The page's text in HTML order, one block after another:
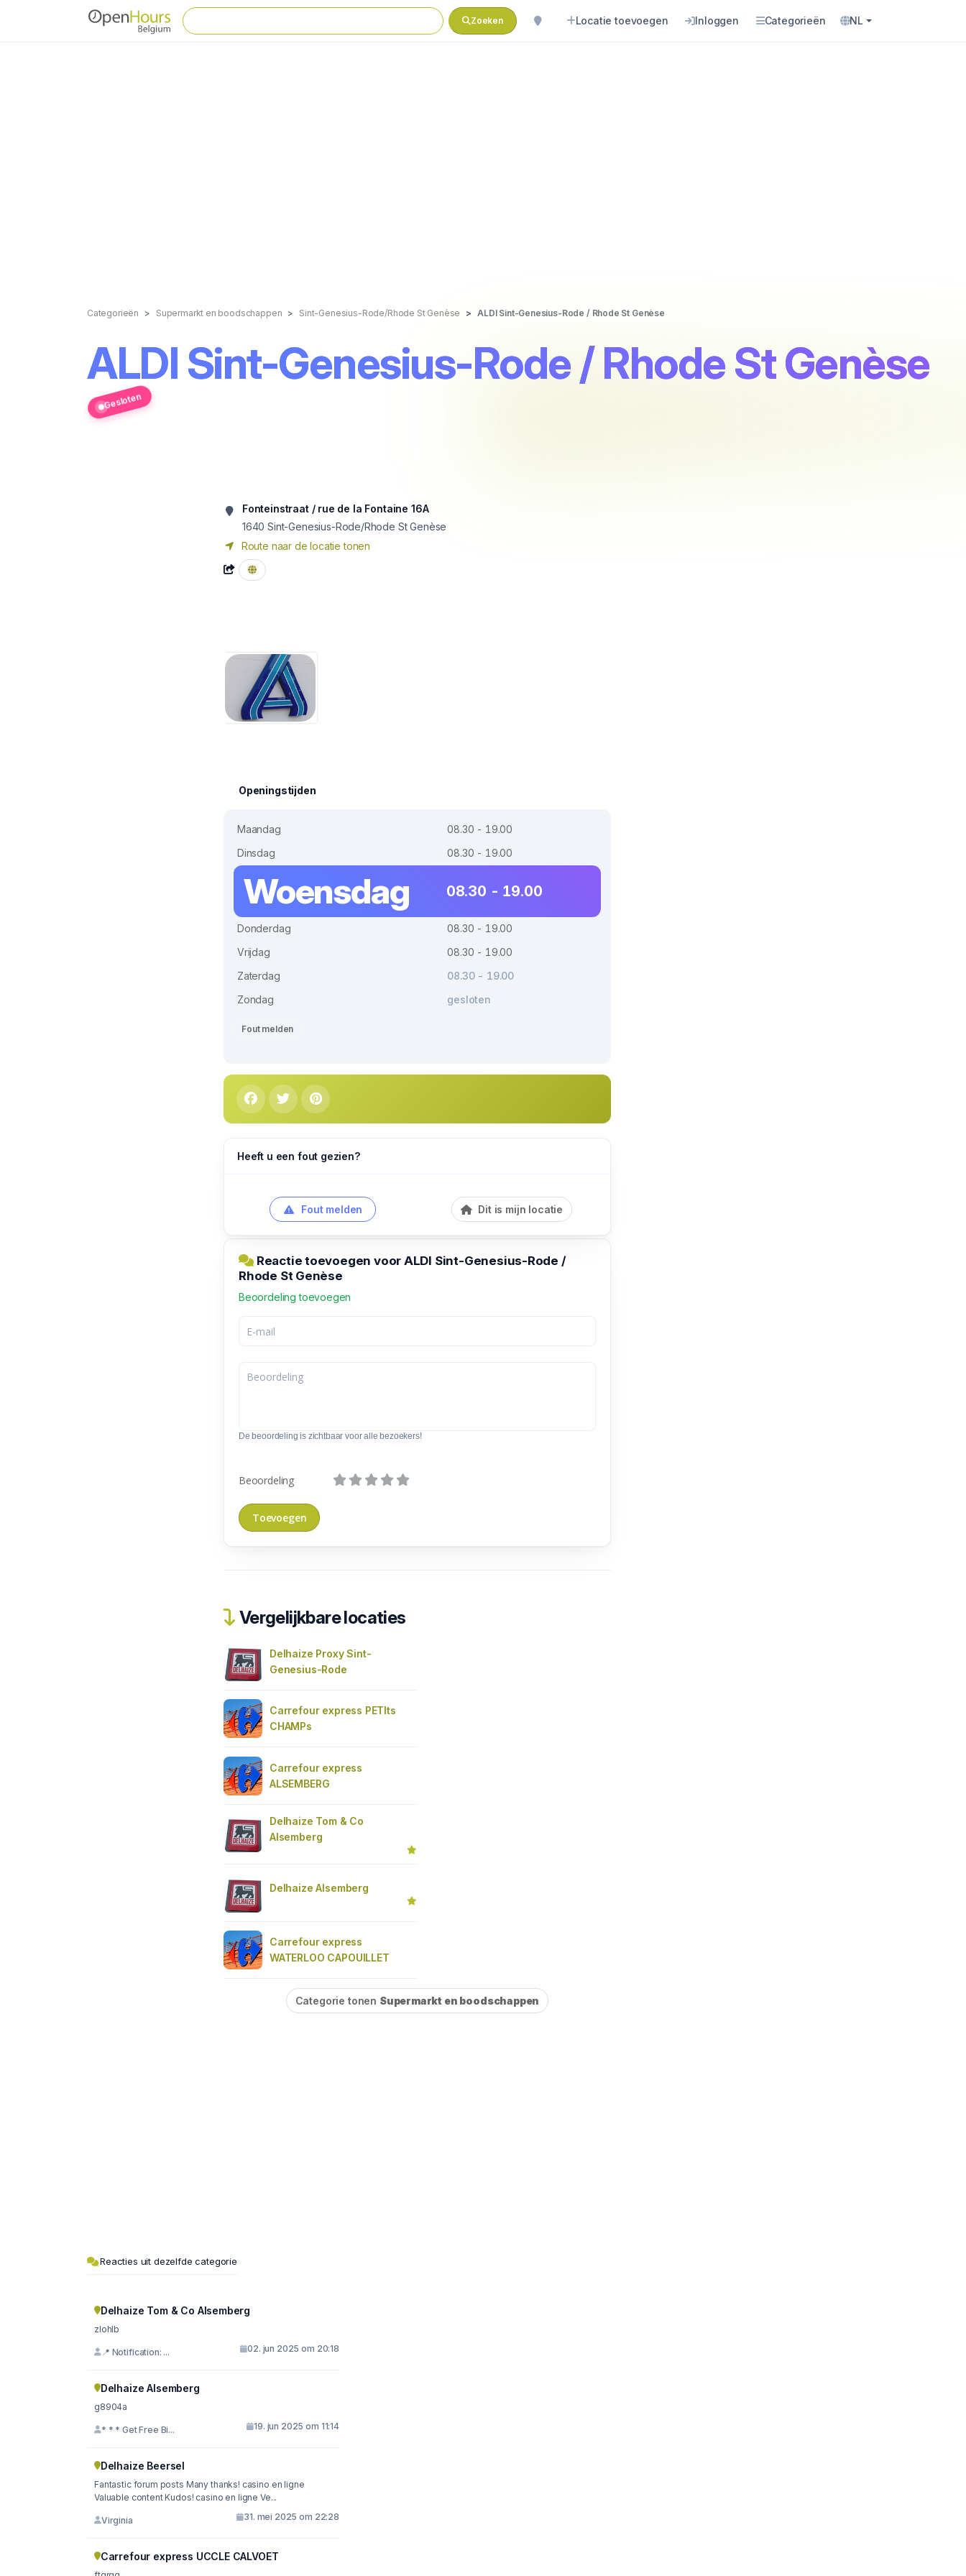
Zoeken Locatie toevoegen Inloggen Categorieën NL
Categorieën Supermarkt en boodschappen Sint-Genesius-Rode/Rhode St Genèse ALDI Sint-Genesius-Rode / Rhode St Genèse
ALDI Sint-Genesius-Rode / Rhode St Genèse
Gesloten
Fonteinstraat / rue de la Fontaine 16A
1640 Sint-Genesius-Rode/Rhode St Genèse
Route naar de locatie tonen
Openingstijden
Maandag
08.30 - 19.00
Dinsdag
08.30 - 19.00
Woensdag 08.30 - 19.00
Donderdag
08.30 - 19.00
Vrijdag
08.30 - 19.00
Zaterdag
08.30 - 19.00
Zondag
gesloten
Fout melden
Heeft u een fout gezien?
Fout melden Dit is mijn locatie
Reactie toevoegen voor ALDI Sint-Genesius-Rode /
Rhode St Genèse
Beoordeling toevoegen
De beoordeling is zichtbaar voor alle bezoekers!
Beoordeling
Vergelijkbare locaties
Delhaize Proxy Sint-
Genesius-Rode
Carrefour express PETIts
CHAMPs
Carrefour express
ALSEMBERG
Delhaize Tom & Co
Alsemberg
Delhaize Alsemberg
Carrefour express
WATERLOO CAPOUILLET
Categorie tonen Supermarkt en boodschappen
Reacties uit dezelfde categorie
Delhaize Tom & Co Alsemberg
zlohlb
📍 Notification: ... 02. jun 2025 om 20:18
Delhaize Alsemberg
g8904a
* * * Get Free Bi... 19. jun 2025 om 11:14
Delhaize Beersel
Fantastic forum posts Many thanks! casino en ligne
Valuable content Kudos! casino en ligne Ve...
Virginia 31. mei 2025 om 22:28
Carrefour express UCCLE CALVOET